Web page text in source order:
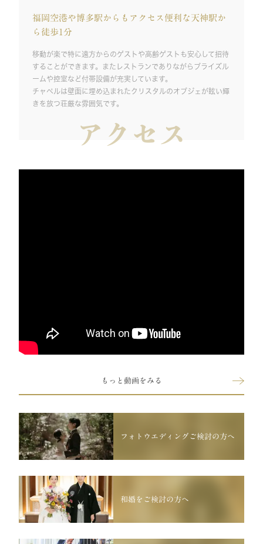
福岡空港や博多駅からもアクセス便利な天神駅か
ら徒歩1分
移動が楽で特に遠方からのゲストや高齢ゲストも安心して招待
することができます。またレストランでありながらブライズル
ームや控室など付帯設備が充実しています。
チャペルは壁面に埋め込まれたクリスタルのオブジェが眩い輝
きを放つ荘厳な雰囲気です。
アクセス
もっと動画をみる
フォトウエディングご検討の方へ
和婚をご検討の方へ